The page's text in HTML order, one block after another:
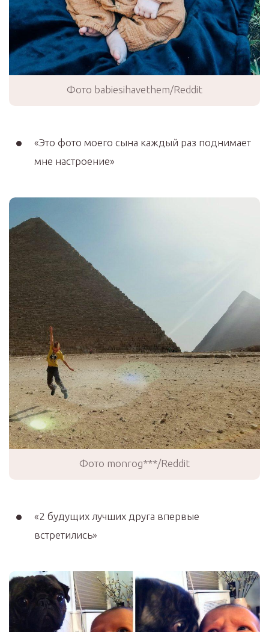
Фото babiesihavethem/Reddit
«Это фото моего сына каждый раз поднимает
мне настроение»
Фото monrog***/Reddit
«2 будущих лучших друга впервые
встретились»